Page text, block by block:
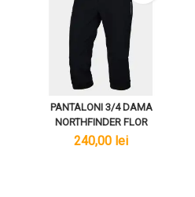
PANTALONI 3/4 DAMA
NORTHFINDER FLOR
lei
240,00 lei